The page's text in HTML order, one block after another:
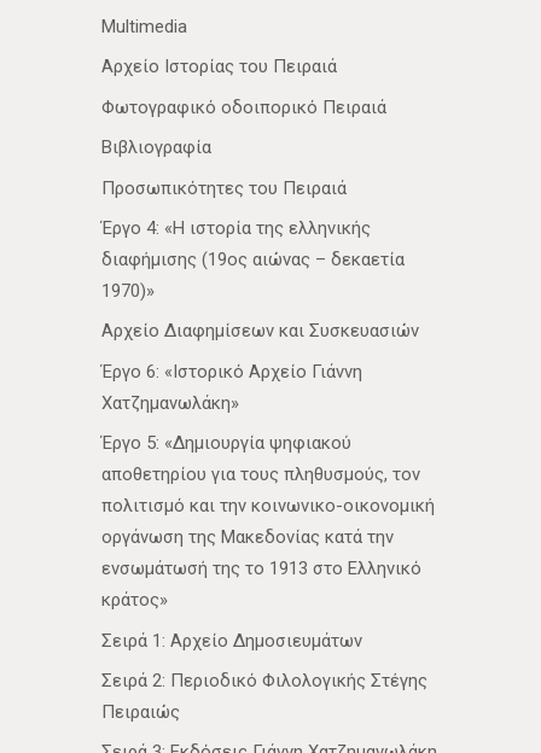
Multimedia
Αρχείο Ιστορίας του Πειραιά
Φωτογραφικό οδοιπορικό Πειραιά
Βιβλιογραφία
Προσωπικότητες του Πειραιά
Έργο 4: «Η ιστορία της ελληνικής
διαφήμισης (19ος αιώνας – δεκαετία
1970)»
Αρχείο Διαφημίσεων και Συσκευασιών
Έργο 6: «Ιστορικό Αρχείο Γιάννη
Χατζημανωλάκη»
Έργο 5: «Δημιουργία ψηφιακού
αποθετηρίου για τους πληθυσμούς, τον
πολιτισμό και την κοινωνικο-οικονομική
οργάνωση της Μακεδονίας κατά την
ενσωμάτωσή της το 1913 στο Ελληνικό
κράτος»
Σειρά 1: Αρχείο Δημοσιευμάτων
Σειρά 2: Περιοδικό Φιλολογικής Στέγης
Πειραιώς